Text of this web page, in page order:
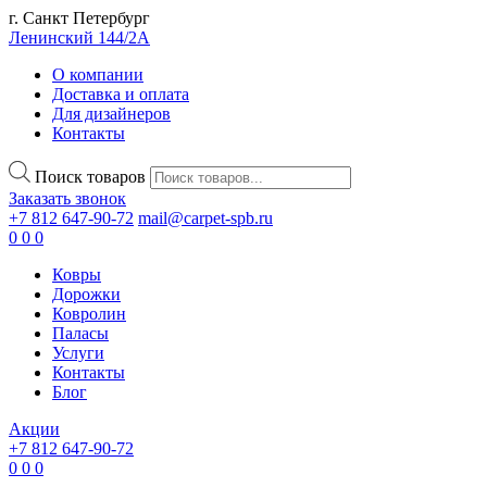
г. Санкт Петербург
Ленинский 144/2А
О компании
Доставка и оплата
Для дизайнеров
Контакты
Поиск товаров
Заказать звонок
+7 812 647-90-72 mail@carpet-spb.ru
0 0 0
Ковры
Дорожки
Ковролин
Паласы
Услуги
Контакты
Блог
Акции
+7 812 647-90-72
0 0 0